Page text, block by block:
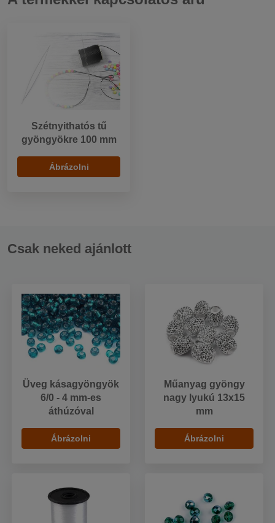
Szétnyithatós tű
gyöngyökre 100 mm
Ábrázolni
Csak neked ajánlott
Üveg kásagyöngyök
6/0 - 4 mm-es
áthúzóval
Ábrázolni
Műanyag gyöngy
nagy lyukú 13x15
mm
Ábrázolni